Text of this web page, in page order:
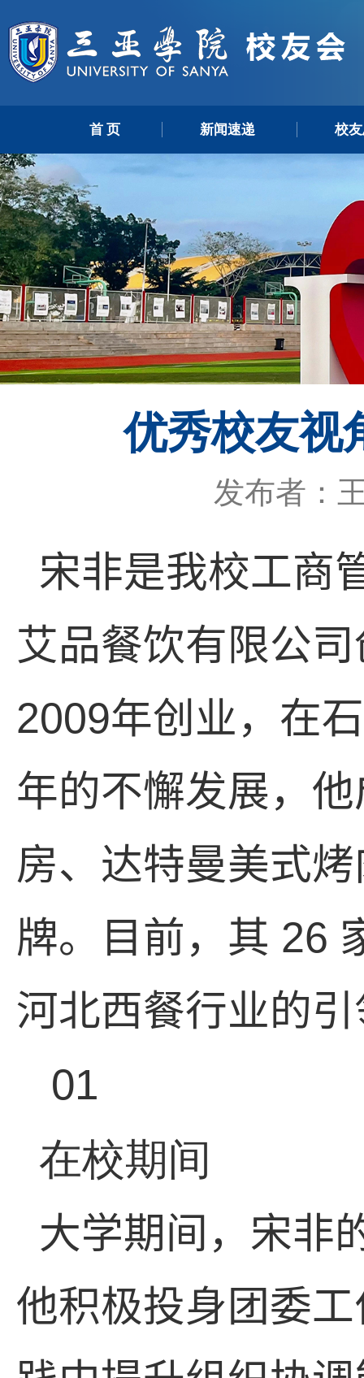
首 页 新闻速递 校
优秀校友视
发布者：
宋非是我校工商
艾品餐饮有限公
2009年创业，在
年的不懈发展，
房、达特曼美式
牌。目前，其 26
河北西餐行业的
01
在校期间
大学期间，宋非
他积极投身团委